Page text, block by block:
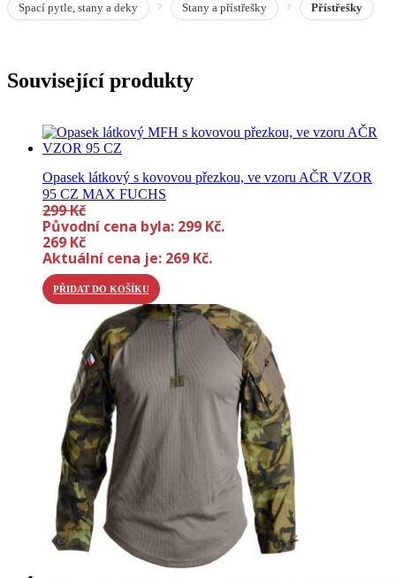
Spací pytle, stany a deky Stany a přístřešky Přístřešky
Související produkty
Opasek látkový s kovovou přezkou, ve vzoru AČR VZOR
95 CZ MAX FUCHS
299Kč
Původní cena byla: 299 Kč.
269 Kč
Aktuální cena je: 269 Kč.
PŘIDAT DO KOŠÍKU